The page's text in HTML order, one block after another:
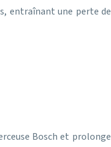
entraînant une perte
Bosch et